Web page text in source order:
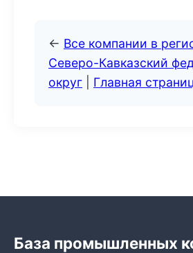
← Все компании в
Северо-Кавказский
округ
Главная
База промышленных